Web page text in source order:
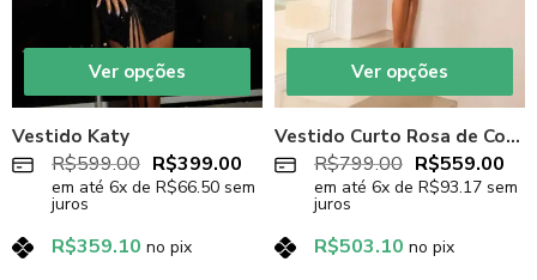
Ver opções
Vestido Katy
R$599.00 R$399.00
em até 6x de R$66.50 sem
juros
R$359.10 no pix
Ver opções
Vestido Curto Rosa de Couro Sintético Grace
R$799.00 R$559.00
em até 6x de R$93.17 sem
juros
R$503.10 no pix